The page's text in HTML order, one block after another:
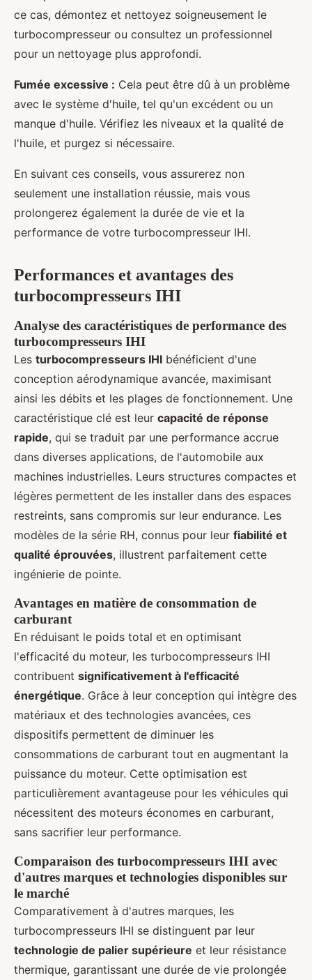
ce cas, démontez et nettoyez soigneusement le
turbocompresseur ou consultez un professionnel
pour un nettoyage plus approfondi.
Fumée excessive : Cela peut être dû à un problème
avec le système d'huile, tel qu'un excédent ou un
manque d'huile. Vérifiez les niveaux et la qualité de
l'huile, et purgez si nécessaire.
En suivant ces conseils, vous assurerez non
seulement une installation réussie, mais vous
prolongerez également la durée de vie et la
performance de votre turbocompresseur IHI.
Performances et avantages des
turbocompresseurs IHI
Analyse des caractéristiques de performance des
turbocompresseurs IHI
Les turbocompresseurs IHI bénéficient d'une
conception aérodynamique avancée, maximisant
ainsi les débits et les plages de fonctionnement. Une
caractéristique clé est leur capacité de réponse
rapide, qui se traduit par une performance accrue
dans diverses applications, de l'automobile aux
machines industrielles. Leurs structures compactes et
légères permettent de les installer dans des espaces
restreints, sans compromis sur leur endurance. Les
modèles de la série RH, connus pour leur fiabilité et
qualité éprouvées, illustrent parfaitement cette
ingénierie de pointe.
Avantages en matière de consommation de
carburant
En réduisant le poids total et en optimisant
l'efficacité du moteur, les turbocompresseurs IHI
contribuent significativement à l'efficacité
énergétique. Grâce à leur conception qui intègre des
matériaux et des technologies avancées, ces
dispositifs permettent de diminuer les
consommations de carburant tout en augmentant la
puissance du moteur. Cette optimisation est
particulièrement avantageuse pour les véhicules qui
nécessitent des moteurs économes en carburant,
sans sacrifier leur performance.
Comparaison des turbocompresseurs IHI avec
d'autres marques et technologies disponibles sur
le marché
Comparativement à d'autres marques, les
turbocompresseurs IHI se distinguent par leur
technologie de palier supérieure et leur résistance
thermique, garantissant une durée de vie prolongée